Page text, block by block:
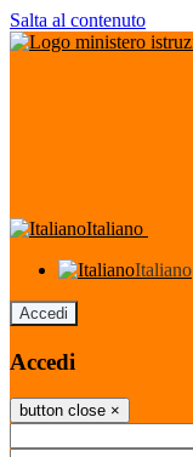
Salta al contenuto
Italiano
Italiano
Accedi
Accedi
button close ×